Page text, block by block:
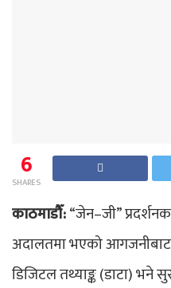
6
SHARES
काठमाडौँ:“जेन–जी”
अदालतमा भएको आगजनीबाट
डिजिटल तथ्याङ्क (डाटा) भने